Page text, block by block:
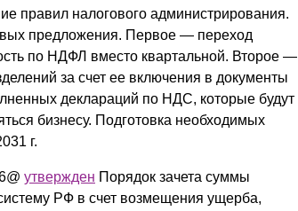
правил налогового администрирования.
предложения. Первое — переход
по НДФЛ вместо квартальной. Второе —
за счет ее включения в документы
деклараций по НДС, которые будут
бизнесу. Подготовка необходимых
г.
утвержден Порядок зачета суммы
РФ в счет возмещения ущерба,